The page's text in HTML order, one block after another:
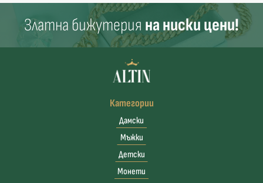
Златна бижутерия на ниски цени!
Категории
Дамски
Мъжки
Детски
Монети